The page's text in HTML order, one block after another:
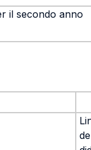
il secondo anno